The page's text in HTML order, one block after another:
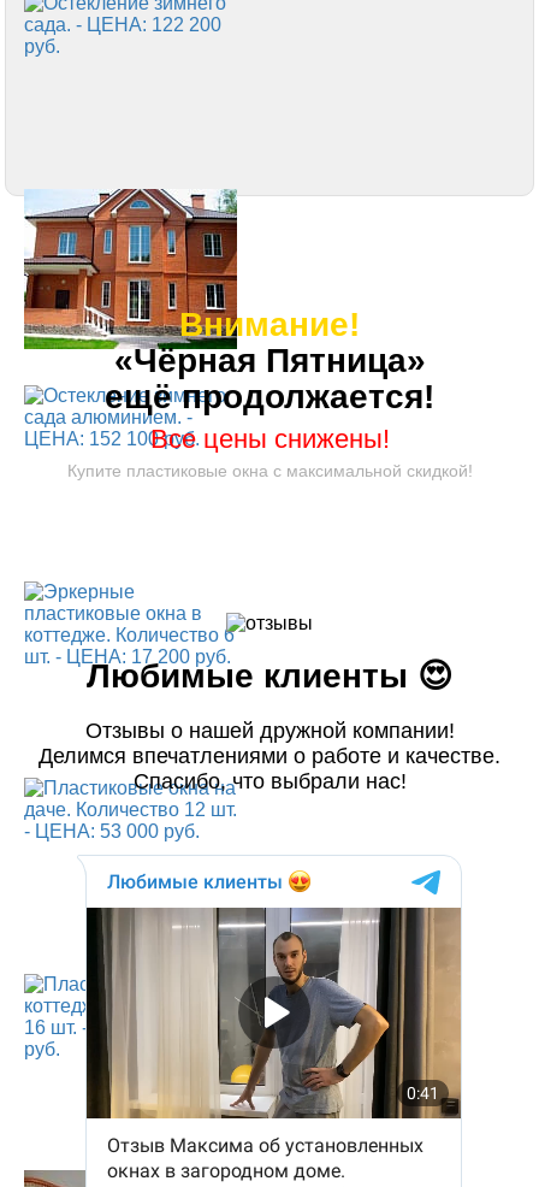
Внимание!
«Чёрная Пятница»
ещё продолжается!
Все цены снижены!
Купите пластиковые окна с максимальной скидкой!
Любимые клиенты 😍
Отзывы о нашей дружной компании!
Делимся впечатлениями о работе и качестве.
Спасибо, что выбрали нас!